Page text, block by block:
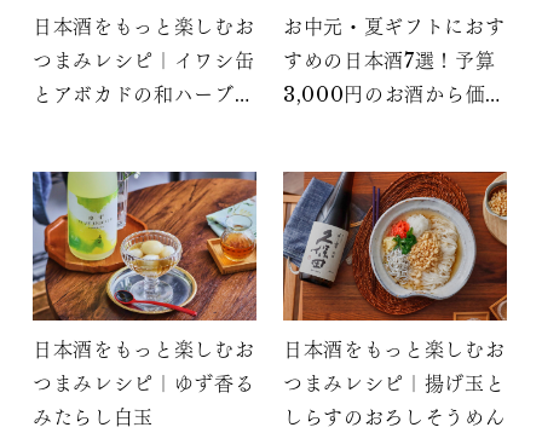
日本酒をもっと楽しむお
つまみレシピ｜イワシ缶
とアボカドの和ハーブマ
お中元・夏ギフトにおす
すめの日本酒7選！予算
3,000円のお酒から価格
日本酒をもっと楽しむお
つまみレシピ｜ゆず香る
みたらし白玉
日本酒をもっと楽しむお
つまみレシピ｜揚げ玉と
しらすのおろしそうめん